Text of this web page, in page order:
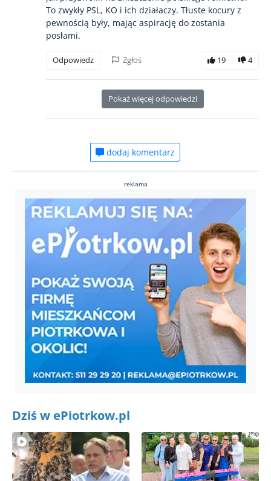
To zwykły PSL, KO i ich działaczy. Tłuste kocury z
pewnością były, mając aspirację do zostania
posłami.
Odpowiedz Zgłoś 19 4
Pokaż więcej odpowiedzi
dodaj komentarz
reklama
Dziś w ePiotrkow.pl